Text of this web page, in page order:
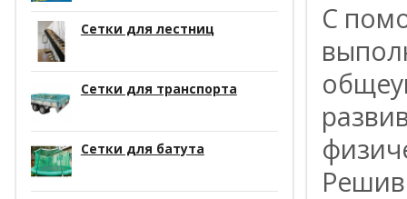
Сетки для лестниц
Сетки для транспорта
Сетки для батута
С